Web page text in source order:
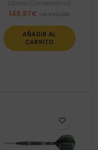
Dianas Convencional
149,97€ Iva incluido
AÑADIR AL
CARRITO